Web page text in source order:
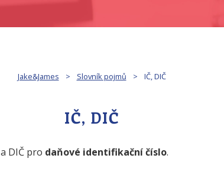
Jake&James > Slovník pojmů > IČ, DIČ
IČ, DIČ
a DIČ pro daňové identifikační číslo.